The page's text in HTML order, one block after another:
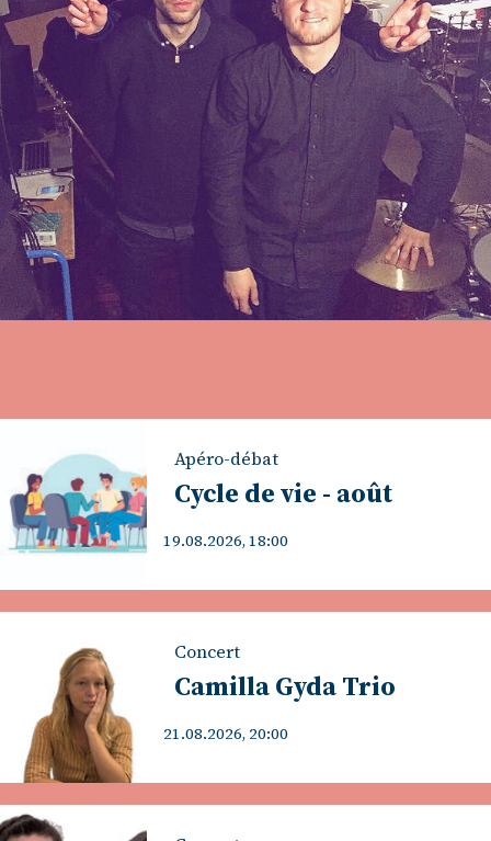
Apéro-débat
Cycle de vie - août
19.08.2026, 18:00
Concert
Camilla Gyda Trio
21.08.2026, 20:00